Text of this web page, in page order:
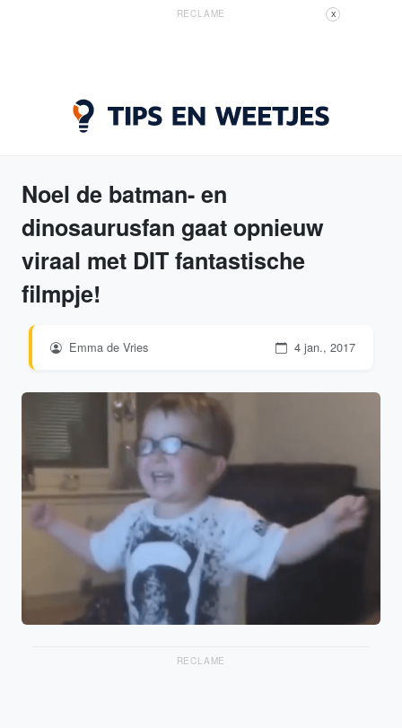
RECLAME X
Noel de batman- en
dinosaurusfan gaat opnieuw
viraal met DIT fantastische
filmpje!
Emma de Vries 4 jan., 2017
RECLAME